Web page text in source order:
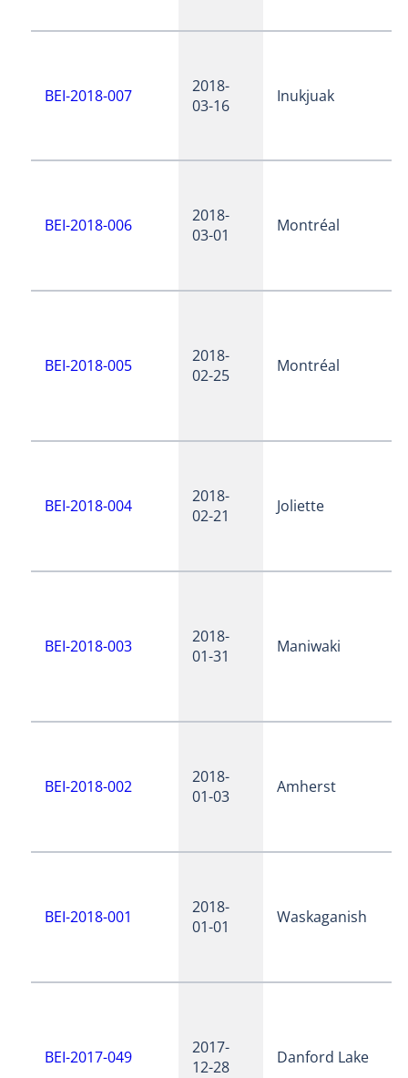
BEI-2018-007
2018-
03-16
Inukjuak
BEI-2018-006
2018-
03-01
Montréal
BEI-2018-005
2018-
02-25
Montréal
BEI-2018-004
2018-
02-21
Joliette
BEI-2018-003
2018-
01-31
Maniwaki
BEI-2018-002
2018-
01-03
Amherst
BEI-2018-001
2018-
01-01
Waskaganish
BEI-2017-049
2017-
12-28
Danford Lake